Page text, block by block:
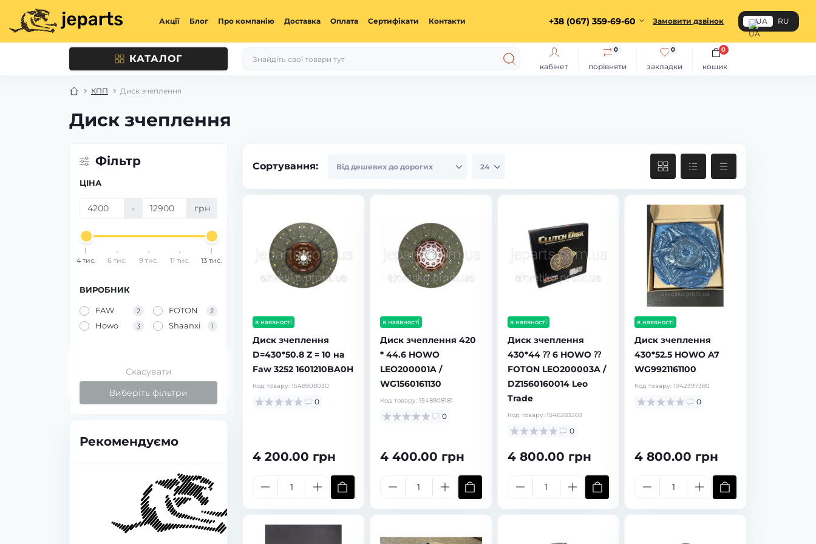
Акції Блог Про компанію Доставка Оплата Сертифікати Контакти +38 (067) 359-69-60 Замовити дзвінок UA RU
КАТАЛОГ
кабінет порівняти
0
закладки
0
кошик
0
КПП Диск зчеплення
Диск зчеплення
Фільтр
ЦІНА
- грн
4 тис. 6 тис. 9 тис. 11 тис. 13 тис.
ВИРОБНИК
FAW 2 FOTON 2
Howo 3 Shaanxi 1
Скасувати
Виберіть фільтри
Рекомендуємо
Сортування:
в наявності
Диск зчеплення
D=430*50.8 Z = 10 на
Faw 3252 1601210BA0H
Код товару: 1548908030
0
4 200.00 грн
в наявності
Диск зчеплення 420
* 44.6 HOWO
LEO200001A /
WG1560161130
Код товару: 1548908181
0
4 400.00 грн
в наявності
Диск зчеплення
430*44 ⁇ 6 HOWO ⁇
FOTON LEO200003A /
DZ1560160014 Leo
Trade
Код товару: 1546283269
0
4 800.00 грн
в наявності
Диск зчеплення
430*52.5 HOWO A7
WG9921161100
Код товару:1942397380
0
4 800.00 грн